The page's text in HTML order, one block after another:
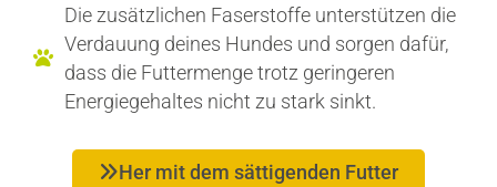
Die zusätzlichen Faserstoffe unterstützen die
Verdauung deines Hundes und sorgen dafür,
dass die Futtermenge trotz geringeren
Energiegehaltes nicht zu stark sinkt.
Her mit dem sättigenden Futter